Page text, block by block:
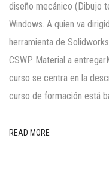
diseño mecánico (Dibujo
Windows. A quien va
herramienta de
CSWP. Material a
curso se centra en la
curso de formación está
READ MORE